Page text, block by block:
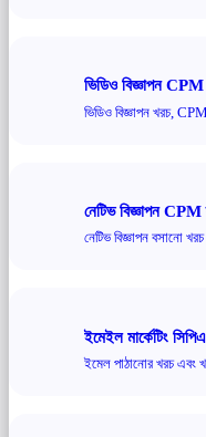
ভিডিও বিজ্ঞাপন
ভিডিও বিজ্ঞাপন খরচ,
নেটিভ বিজ্ঞাপন
নেটিভ বিজ্ঞাপন বসানো
ইমেইল মার্কেটিং
ইমেল পাঠানোর খরচ এবং